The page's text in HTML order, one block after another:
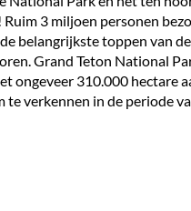
3 miljoen personen
belangrijkste toppen van
Grand Teton National
ongeveer 310.000 hectare
te verkennen in de periode